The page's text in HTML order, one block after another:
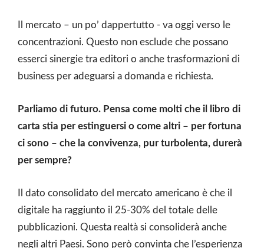
Il mercato – un po’ dappertutto - va oggi verso le
concentrazioni. Questo non esclude che possano
esserci sinergie tra editori o anche trasformazioni di
business per adeguarsi a domanda e richiesta.
Parliamo di futuro. Pensa come molti che il libro di
carta stia per estinguersi o come altri – per fortuna
ci sono – che la convivenza, pur turbolenta, durerà
per sempre?
Il dato consolidato del mercato americano è che il
digitale ha raggiunto il 25-30% del totale delle
pubblicazioni. Questa realtà si consoliderà anche
negli altri Paesi. Sono però convinta che l’esperienza